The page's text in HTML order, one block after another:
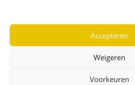
Accepteren
Weigeren
Voorkeuren
© 2026 ·de Financiën -
Home
Contact